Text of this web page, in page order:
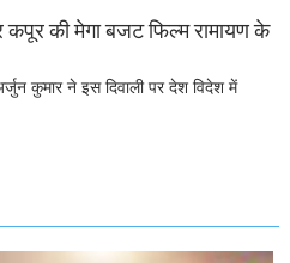
कपूर की मेगा बजट फिल्म रामायण के
कुमार ने इस दिवाली पर देश विदेश में